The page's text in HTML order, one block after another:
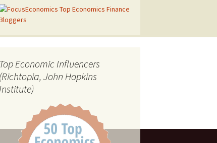
Top Economic Influencers
(Richtopia, John Hopkins
Institute)